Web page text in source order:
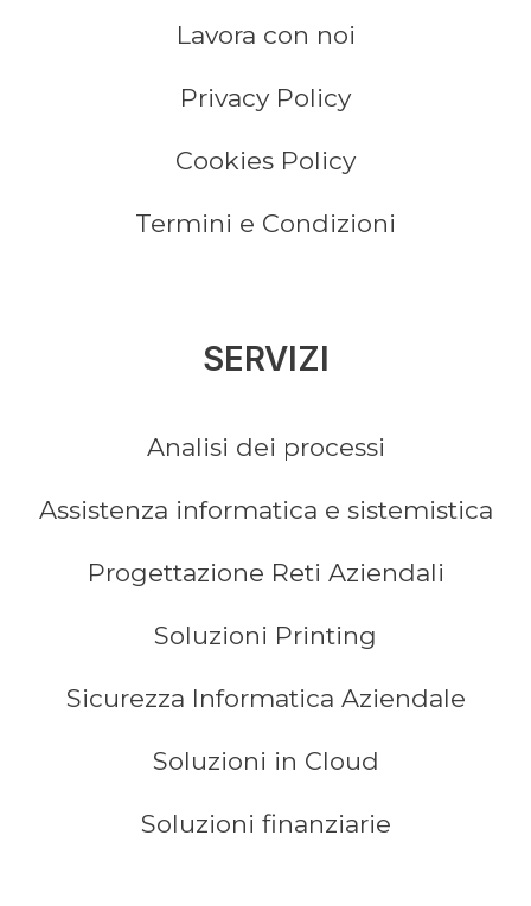
Lavora con noi
Privacy Policy
Cookies Policy
Termini e Condizioni
SERVIZI
Analisi dei processi
Assistenza informatica e sistemistica
Progettazione Reti Aziendali
Soluzioni Printing
Sicurezza Informatica Aziendale
Soluzioni in Cloud
Soluzioni finanziarie